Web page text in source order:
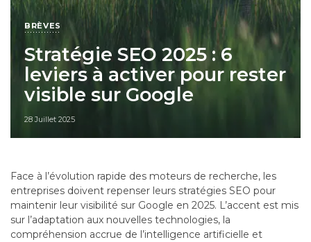
BRÈVES
Stratégie SEO 2025 : 6
leviers à activer pour rester
visible sur Google
28 Juillet 2025
Face à l’évolution rapide des moteurs de recherche, les
entreprises doivent repenser leurs stratégies SEO pour
maintenir leur visibilité sur Google en 2025. L’accent est mis
sur l’adaptation aux nouvelles technologies, la
compréhension accrue de l’intelligence artificielle et